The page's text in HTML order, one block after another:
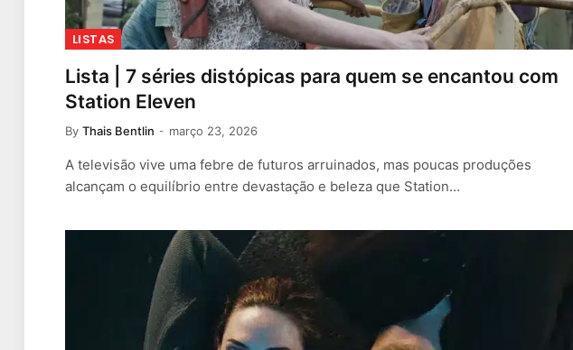
LISTAS
Lista | 7 séries distópicas para quem se encantou com
Station Eleven
By Thais Bentlin março 23, 2026
A televisão vive uma febre de futuros arruinados, mas poucas produções
alcançam o equilíbrio entre devastação e beleza que Station…